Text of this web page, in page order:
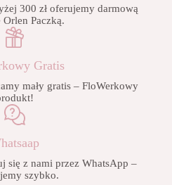
300 zł oferujemy darmową
Orlen Paczką.
Gratis
mały gratis – FloWerkowy
się z nami przez WhatsApp –
szybko.